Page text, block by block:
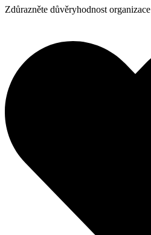
Zdůrazněte důvěryhodnost organizace